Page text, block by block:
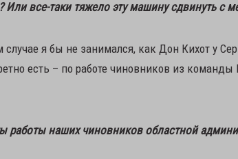
Или все-таки тяжело эту машину сдвинуть с
я бы не занимался, как Дон Кихот у
есть – по работе чиновников из
работы наших чиновников областной